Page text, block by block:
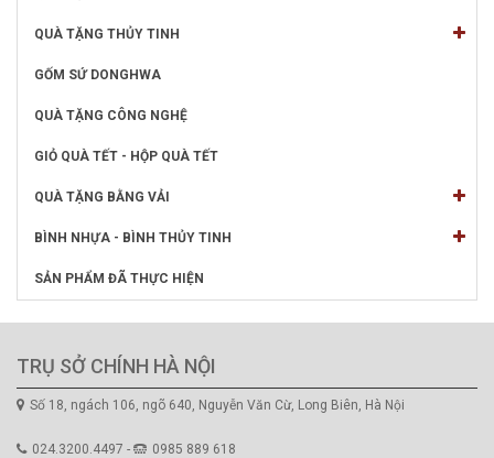
QUÀ TẶNG THỦY TINH
GỐM SỨ DONGHWA
QUÀ TẶNG CÔNG NGHỆ
GIỎ QUÀ TẾT - HỘP QUÀ TẾT
QUÀ TẶNG BẰNG VẢI
BÌNH NHỰA - BÌNH THỦY TINH
SẢN PHẨM ĐÃ THỰC HIỆN
TRỤ SỞ CHÍNH HÀ NỘI
Số 18, ngách 106, ngõ 640, Nguyễn Văn Cừ, Long Biên, Hà Nội
024.3200.4497 - 0985 889 618